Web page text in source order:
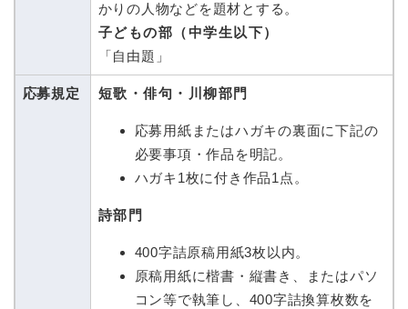
かりの人物などを題材とする。
子どもの部（中学生以下）
「自由題」
応募規定 短歌・俳句・川柳部門
応募用紙またはハガキの裏面に下記の
必要事項・作品を明記。
ハガキ1枚に付き作品1点。
詩部門
400字詰原稿用紙3枚以内。
原稿用紙に楷書・縦書き、またはパソ
コン等で執筆し、400字詰換算枚数を